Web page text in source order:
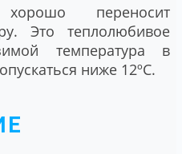
переносит
Это теплолюбивое
температура в
ниже 12ºС.